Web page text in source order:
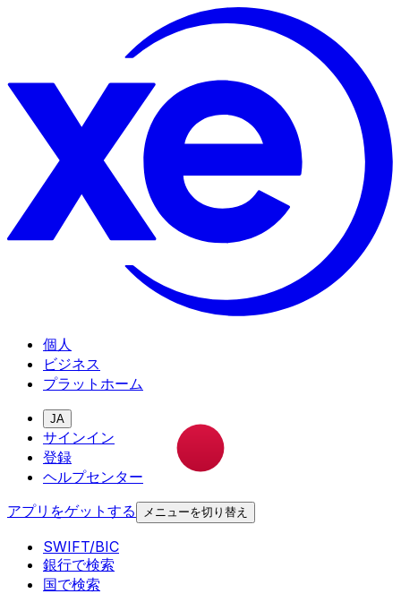
個人
ビジネス
プラットホーム
JA
サインイン
登録
ヘルプセンター
アプリをゲットする
メニューを切り替え
SWIFT/BIC
銀行で検索
国で検索